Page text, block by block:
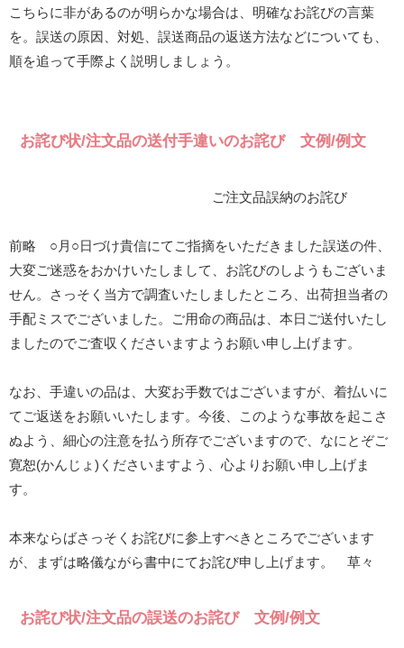
こちらに非があるのが明らかな場合は、明確なお詫びの言葉
を。誤送の原因、対処、誤送商品の返送方法などについても、
順を追って手際よく説明しましょう。
お詫び状/注文品の送付手違いのお詫び 文例/例文
ご注文品誤納のお詫び
前略 ○月○日づけ貴信にてご指摘をいただきました誤送の件、
大変ご迷惑をおかけいたしまして、お詫びのしようもございま
せん。さっそく当方で調査いたしましたところ、出荷担当者の
手配ミスでございました。ご用命の商品は、本日ご送付いたし
ましたのでご査収くださいますようお願い申し上げます。
なお、手違いの品は、大変お手数ではございますが、着払いに
てご返送をお願いいたします。今後、このような事故を起こさ
ぬよう、細心の注意を払う所存でございますので、なにとぞご
寛恕(かんじょ)くださいますよう、心よりお願い申し上げま
す。
本来ならばさっそくお詫びに参上すべきところでございます
が、まずは略儀ながら書中にてお詫び申し上げます。 草々
お詫び状/注文品の誤送のお詫び 文例/例文